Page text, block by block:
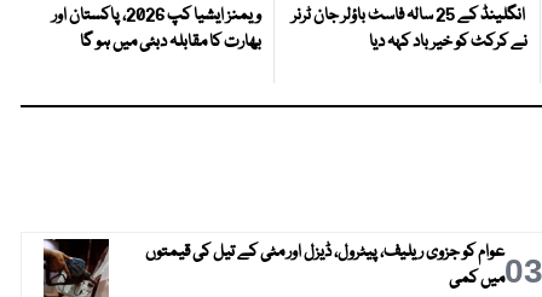
انگلینڈ کے 25 سالہ فاسٹ باؤلر جان ٹرنر
نے کرکٹ کو خیر باد کہہ دیا
ویمنز ایشیا کپ 2026، پاکستان اور
بھارت کا مقابلہ دبئی میں ہو گا
03عوام کو جزوی ریلیف، پیٹرول، ڈیزل اور مٹی کے تیل کی قیمتوں
میں کمی